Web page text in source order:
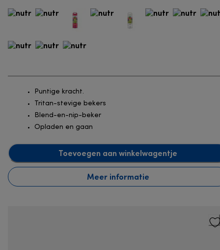
Puntige kracht.
Tritan-stevige bekers
Blend-en-nip-beker
Opladen en gaan
Toevoegen aan winkelwagentje
Meer informatie